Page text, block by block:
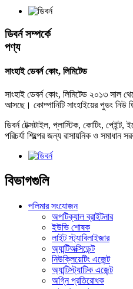
ডিবর্ন সম্পর্কে
পণ্য
সাংহাই ডেবর্ন কোং, লিমিটেড
সাংহাই ডেবর্ন কোং, লিমিটেড ২০১৩ সাল
আসছে। কোম্পানিটি সাংহাইয়ের পুডং নিউ
ডিবর্ন টেক্সটাইল, প্লাস্টিক, কোটিং,
পরিচর্যা শিল্পের জন্য রাসায়নিক ও সমাধান
বিভাগগুলি
পলিমার সংযোজন
অপটিক্যাল ব্রাইটনার
ইউভি শোষক
লাইট স্ট্যাবিলাইজার
অ্যান্টিঅক্সিডেন্ট
নিউক্লিয়েটিং এজেন্ট
অ্যান্টিস্ট্যাটিক এজেন্ট
অগ্নি প্রতিরোধক